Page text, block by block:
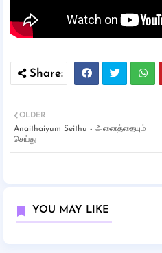
OLDER
Anaithaiyum Seithu - அனைத்தையும்
செய்து
YOU MAY LIKE